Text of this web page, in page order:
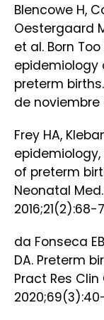
Blencowe H,
Oestergaard
et al. Born
epidemiology
preterm
de noviembre
Frey HA,
of preterm
Neonatal
2016;21(2):68-
da Fonseca
DA. Preterm
Pract Res